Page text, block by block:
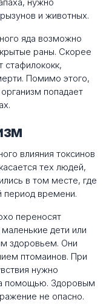
нужно
и животных.
яда возможно
раны. Скорее
стафилококк,
Помимо этого,
попадает
влияния токсинов
тех людей,
в том месте, где
период времени.
переносят
дети или
здоровьем. Они
птомаинов. При
нужно
помощью. Здоровым
не опасно.